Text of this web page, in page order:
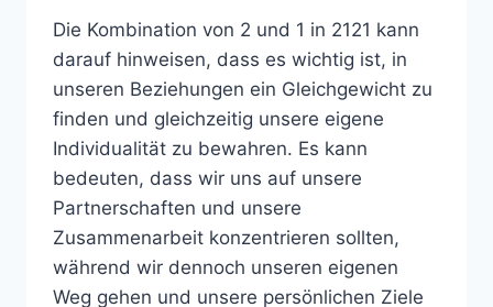
Die Kombination von 2 und 1 in 2121 kann
darauf hinweisen, dass es wichtig ist, in
unseren Beziehungen ein Gleichgewicht zu
finden und gleichzeitig unsere eigene
Individualität zu bewahren. Es kann
bedeuten, dass wir uns auf unsere
Partnerschaften und unsere
Zusammenarbeit konzentrieren sollten,
während wir dennoch unseren eigenen
Weg gehen und unsere persönlichen Ziele